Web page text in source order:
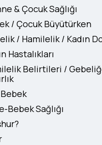
& Çocuk Sağlığı
/ Çocuk Büyütürken
/ Hamilelik / Kadın
Hastalıkları
Belirtileri /
Bebek Sağlığı